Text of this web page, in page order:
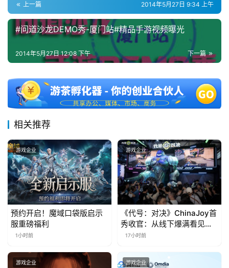
2
5
十
届
金
茶
奖
7
月
3
0
日
游
上一篇 2014年5月27日 9:34 上午
#问道沙龙DEMO秀-厦门站#精品手游视频曝光
下一篇
2014年5月27日 12:08 下午
相关推荐
游戏企业
预约开启！魔域口袋版启示
服重磅福利
1小时前
游戏企业
《代号：对决》ChinaJoy首
秀收官：从线下爆满看见玩
家的真实期待
17小时前
游戏企业 游戏企业